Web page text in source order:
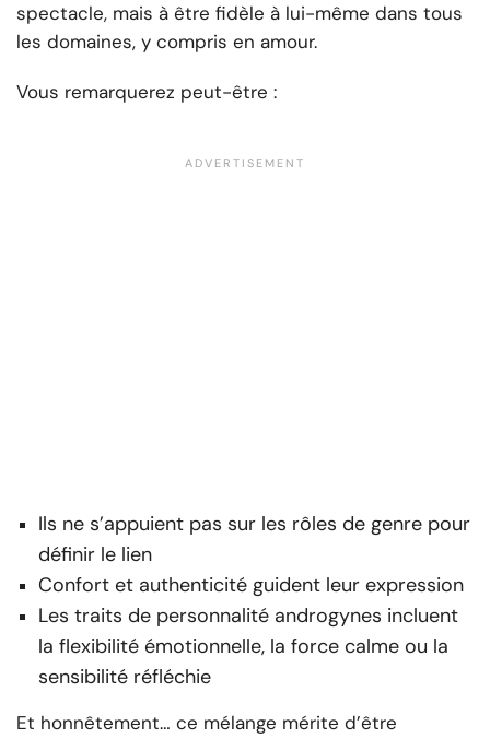
spectacle, mais à être fidèle à lui-même dans tous
les domaines, y compris en amour.
Vous remarquerez peut-être :
Ils ne s’appuient pas sur les rôles de genre pour
définir le lien
Confort et authenticité guident leur expression
Les traits de personnalité androgynes incluent
la flexibilité émotionnelle, la force calme ou la
sensibilité réfléchie
Et honnêtement… ce mélange mérite d’être